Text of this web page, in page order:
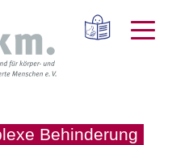
Behinderung